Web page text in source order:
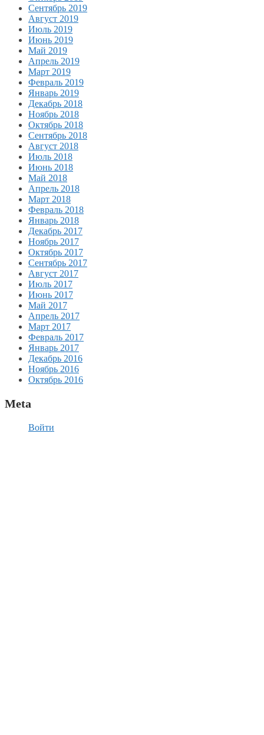
Сентябрь 2019
Август 2019
Июль 2019
Июнь 2019
Май 2019
Апрель 2019
Март 2019
Февраль 2019
Январь 2019
Декабрь 2018
Ноябрь 2018
Октябрь 2018
Сентябрь 2018
Август 2018
Июль 2018
Июнь 2018
Май 2018
Апрель 2018
Март 2018
Февраль 2018
Январь 2018
Декабрь 2017
Ноябрь 2017
Октябрь 2017
Сентябрь 2017
Август 2017
Июль 2017
Июнь 2017
Май 2017
Апрель 2017
Март 2017
Февраль 2017
Январь 2017
Декабрь 2016
Ноябрь 2016
Октябрь 2016
Meta
Войти